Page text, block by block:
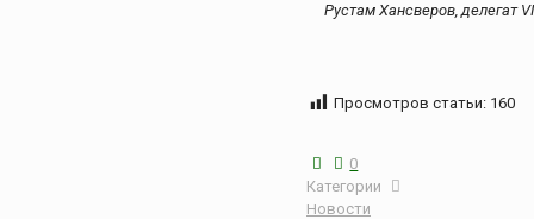
Рустам Хансверов, делегат
Просмотров статьи: 160
0
Категории
Новости